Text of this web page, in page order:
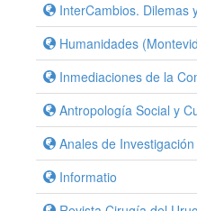
InterCambios. Dilemas
Humanidades
Inmediaciones de la
Antropología Social y
Anales de
Informatio